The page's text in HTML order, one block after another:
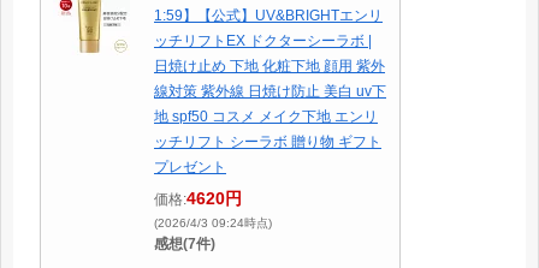
1:59】【公式】UV&BRIGHTエンリ
ッチリフトEX ドクターシーラボ |
日焼け止め 下地 化粧下地 顔用 紫外
線対策 紫外線 日焼け防止 美白 uv下
地 spf50 コスメ メイク下地 エンリ
ッチリフト シーラボ 贈り物 ギフト
プレゼント
価格:4620円
(2026/4/3 09:24時点)
感想(7件)